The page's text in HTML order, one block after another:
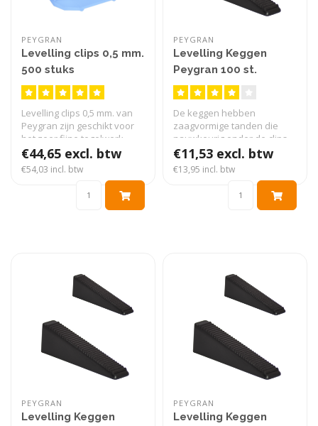
PEYGRAN
Levelling clips 0,5 mm.
500 stuks
Levelling clips 0,5 mm. van
Peygran zijn geschikt voor
het zeer fijne tegelwerk...
€44,65 excl. btw
€54,03 incl. btw
PEYGRAN
Levelling Keggen
Peygran 100 st.
De keggen hebben
zaagvormige tanden die
nauwkeurig onder de clips
worden geplaat..
€11,53 excl. btw
€13,95 incl. btw
PEYGRAN
Levelling Keggen
PEYGRAN
Levelling Keggen